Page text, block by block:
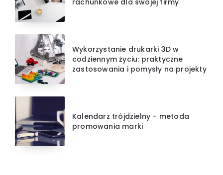
Wykorzystanie drukarki 3D w
codziennym życiu: praktyczne
zastosowania i pomysły na projekty
Kalendarz trójdzielny – metoda
promowania marki